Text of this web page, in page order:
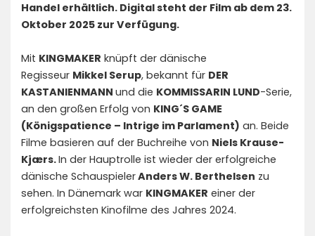
Handel erhältlich. Digital steht der Film ab dem 23.
Oktober 2025 zur Verfügung.
Mit KINGMAKER knüpft der dänische
Regisseur Mikkel Serup, bekannt für DER
KASTANIENMANN und die KOMMISSARIN LUND-Serie,
an den großen Erfolg von KING´S GAME
(Königspatience – Intrige im Parlament) an. Beide
Filme basieren auf der Buchreihe von Niels Krause-
Kjærs.In der Hauptrolle ist wieder der erfolgreiche
dänische SchauspielerAnders W. Berthelsen zu
sehen. In Dänemark war KINGMAKER einer der
erfolgreichsten Kinofilme des Jahres 2024.